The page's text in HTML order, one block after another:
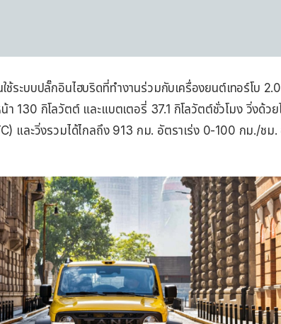
ช้ระบบปลั๊กอินไฮบริดที่ทำงานร่วมกับเครื่องยนต์เทอร์โบ
130 กิโลวัตต์ และแบตเตอรี่ 37.1 กิโลวัตต์ชั่วโมง วิ่งด้ว
และวิ่งรวมได้ไกลถึง 913 กม. อัตราเร่ง 0-100 กม./ชม.